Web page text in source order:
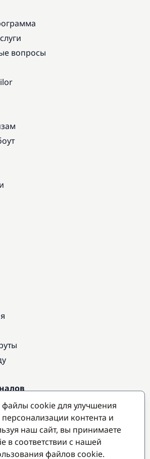
вопросы
cookie для улучшения
контента и
наш сайт, вы принимаете
в соответствии с нашей
файлов cookie.